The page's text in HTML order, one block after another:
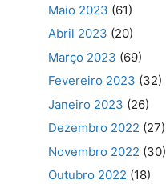
Maio 2023 (61)
Abril 2023 (20)
Março 2023 (69)
Fevereiro 2023 (32)
Janeiro 2023 (26)
Dezembro 2022 (27)
Novembro 2022 (30)
Outubro 2022 (18)